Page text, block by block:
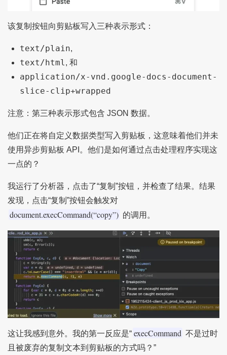
该复制按钮向剪贴板写入三种表示形式：
text/plain,
text/html, 和
application/x-vnd.google-docs-document-
slice-clip+wrapped
注意：第三种表示形式包含 JSON 数据。
他们正在将自定义数据类型写入剪贴板，这意味着他们并未
使用异步剪贴板 API。他们是如何通过点击处理程序实现这
一点的？
我运行了分析器，点击了“复制”按钮，并检查了结果。结果
发现，点击“复制”按钮会触发对
document.execCommand(“copy”) 的调用。
这让我感到意外。我的第一反应是“ execCommand 不是过时
且被废弃的复制文本到剪贴板的方式吗？”